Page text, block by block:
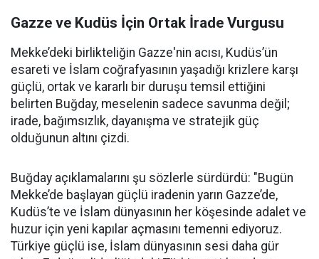
Gazze ve Kudüs İçin Ortak İrade Vurgusu
Mekke’deki birlikteliğin Gazze'nin acısı, Kudüs’ün
esareti ve İslam coğrafyasının yaşadığı krizlere karşı
güçlü, ortak ve kararlı bir duruşu temsil ettiğini
belirten Buğday, meselenin sadece savunma değil;
irade, bağımsızlık, dayanışma ve stratejik güç
olduğunun altını çizdi.
Buğday açıklamalarını şu sözlerle sürdürdü: "Bugün
Mekke’de başlayan güçlü iradenin yarın Gazze’de,
Kudüs’te ve İslam dünyasının her köşesinde adalet ve
huzur için yeni kapılar açmasını temenni ediyoruz.
Türkiye güçlü ise, İslam dünyasının sesi daha gür